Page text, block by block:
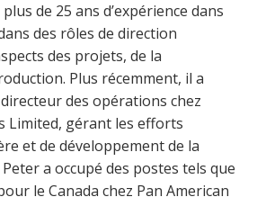
de 25 ans d’expérience dans
des rôles de direction
des projets, de la
Plus récemment, il a
des opérations chez
Limited, gérant les efforts
et de développement de la
a occupé des postes tels que
le Canada chez Pan American